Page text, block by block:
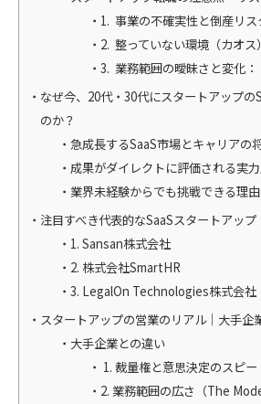
1. 事業の不確実性と倒産リス
2. 整っていない環境（カオス
3. 業務範囲の曖昧さと変化：
なぜ今、20代・30代にスタートアップの
のか？
急成長するSaaS市場とキャリアの
成果がダイレクトに評価される実
業界未経験からでも挑戦できる理由
注目すべき代表的なSaaSスタートアッ
1. Sansan株式会社
2. 株式会社SmartHR
3. LegalOn Technologies株式会社
スタートアップの営業のリアル｜大手企
大手企業との違い
1. 裁量権と意思決定のスピー
2. 業務範囲の広さ（The